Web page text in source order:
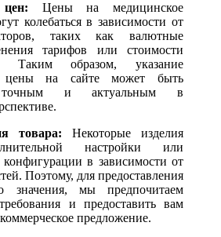
Цены на медицинское
колебаться в зависимости от
таких как валютные
тарифов или стоимости
Таким образом, указание
цены на сайте может быть
точным и актуальным в
товара: Некоторые изделия
настройки или
в зависимости от
Поэтому, для предоставления
значения, мы предпочитаем
и предоставить вам
предложение.